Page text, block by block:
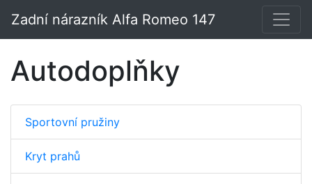
Zadní nárazník Alfa Romeo 147
Autodoplňky
Sportovní pružiny
Kryt prahů